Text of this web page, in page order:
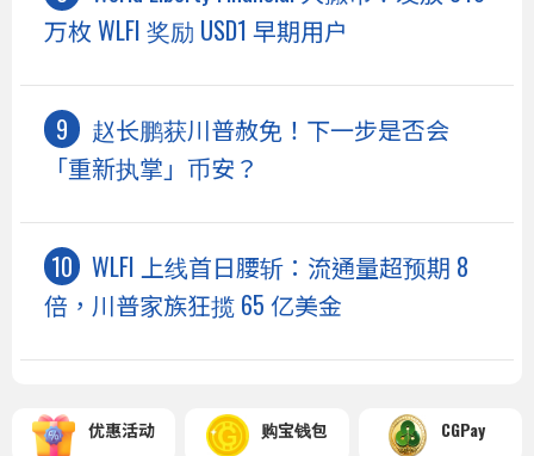
万枚 WLFI 奖励 USD1 早期用户
赵长鹏获川普赦免！下一步是否会
「重新执掌」币安？
WLFI 上线首日腰斩：流通量超预期 8
倍，川普家族狂揽 65 亿美金
优惠活动 购宝钱包 CGPay